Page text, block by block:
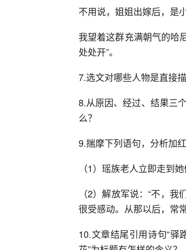
不用说，姐姐出嫁后，是
我望着这群充满朝气的哈
处处开”。
7.选文对哪些人物是直接
8.从原因、经过、结果三
么？
9.揣摩下列语句，分析加
（1）瑶族老人立即走到
（2）解放军说：“不，
很受感动。从那以后，常
10.文章结尾引用诗句“驿